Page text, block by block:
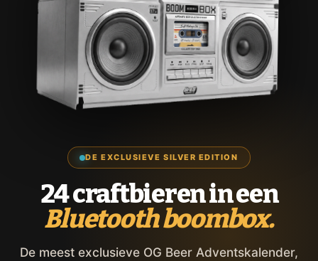
DE EXCLUSIEVE SILVER EDITION
24 craftbieren in een
Bluetooth boombox.
De meest exclusieve OG Beer Adventskalender,